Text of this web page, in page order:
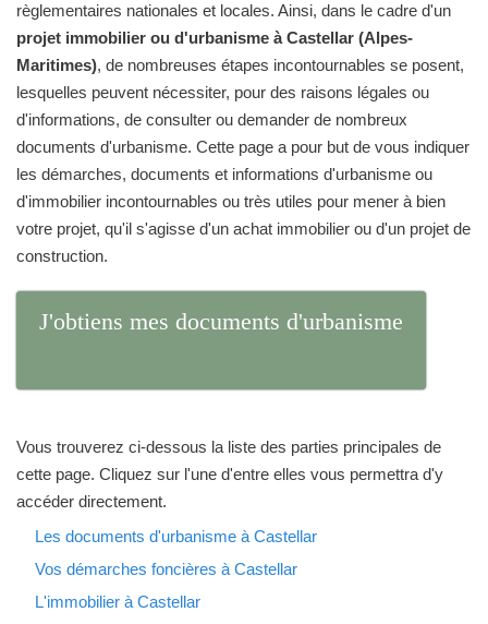
règlementaires nationales et locales. Ainsi, dans le cadre d'un
projet immobilier ou d'urbanisme à Castellar (Alpes-
Maritimes), de nombreuses étapes incontournables se posent,
lesquelles peuvent nécessiter, pour des raisons légales ou
d'informations, de consulter ou demander de nombreux
documents d'urbanisme. Cette page a pour but de vous indiquer
les démarches, documents et informations d'urbanisme ou
d'immobilier incontournables ou très utiles pour mener à bien
votre projet, qu'il s'agisse d'un achat immobilier ou d'un projet de
construction.
J'obtiens mes documents d'urbanisme
Vous trouverez ci-dessous la liste des parties principales de
cette page. Cliquez sur l'une d'entre elles vous permettra d'y
accéder directement.
Les documents d'urbanisme à Castellar
Vos démarches foncières à Castellar
L'immobilier à Castellar